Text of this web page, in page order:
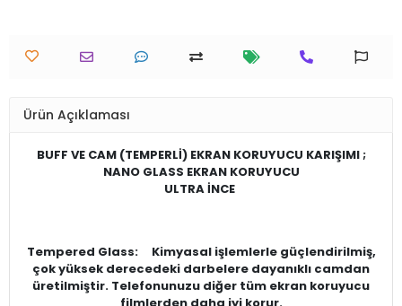
Ürün Açıklaması
BUFF VE CAM (TEMPERLİ) EKRAN KORUYUCU KARIŞIMI ;
NANO GLASS EKRAN KORUYUCU
ULTRA İNCE
Tempered Glass: Kimyasal işlemlerle güçlendirilmiş,
çok yüksek derecedeki darbelere dayanıklı camdan
üretilmiştir. Telefonunuzu diğer tüm ekran koruyucu